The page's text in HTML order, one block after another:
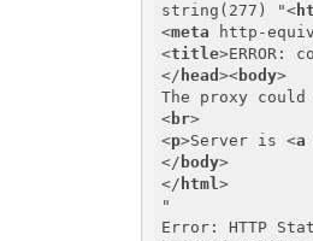
string(277) "<
<meta http-equiv
<title>ERROR:
</ head ><body>
<br>
<p>Server is <a
</ body>
</ html>
"
Error: HTTP